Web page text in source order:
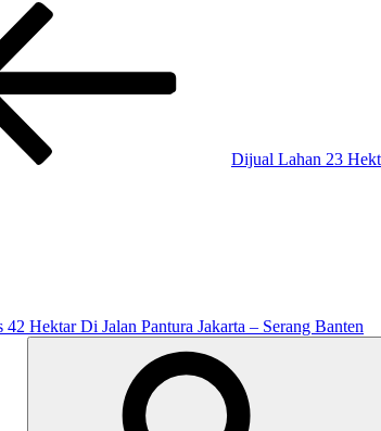
Dijual Lahan 23
42 Hektar Di Jalan Pantura Jakarta – Serang Banten